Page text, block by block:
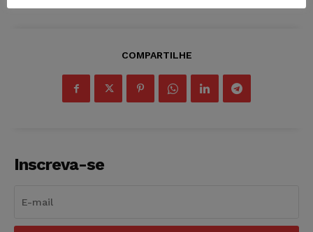
COMPARTILHE
Inscreva-se